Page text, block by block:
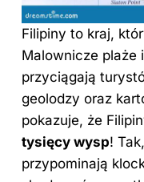
Filipiny to kraj,
Malownicze plaże
przyciągają
geolodzy oraz
pokazuje, że
tysięcy wysp!
przypominają